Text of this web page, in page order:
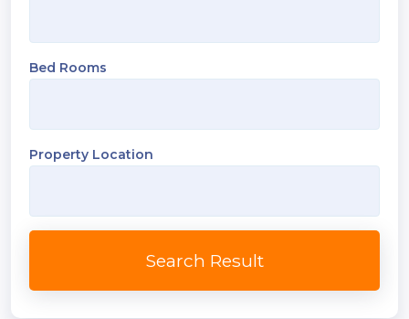
Bed Rooms
Property Location
Search Result